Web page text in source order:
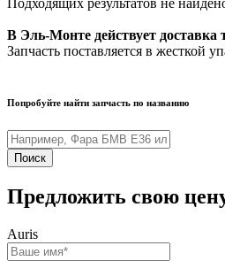
В Эль-Монте действует доставка
Запчасть поставляется в жесткой
Попробуйте найти запчасть по названию
Поиск
Предложить свою
Auris